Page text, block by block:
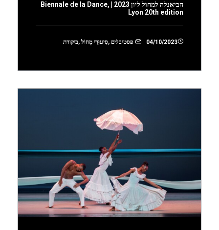
הביאנלה למחול ליון 2023 | Biennale de la Dance,
Lyon 20th edition
04/10/2023 פסטיבלים ,סִיעוּרֵי מָחוֹל ,ביקורת